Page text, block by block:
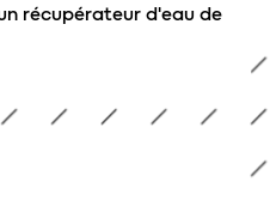
récupérateur d'eau de